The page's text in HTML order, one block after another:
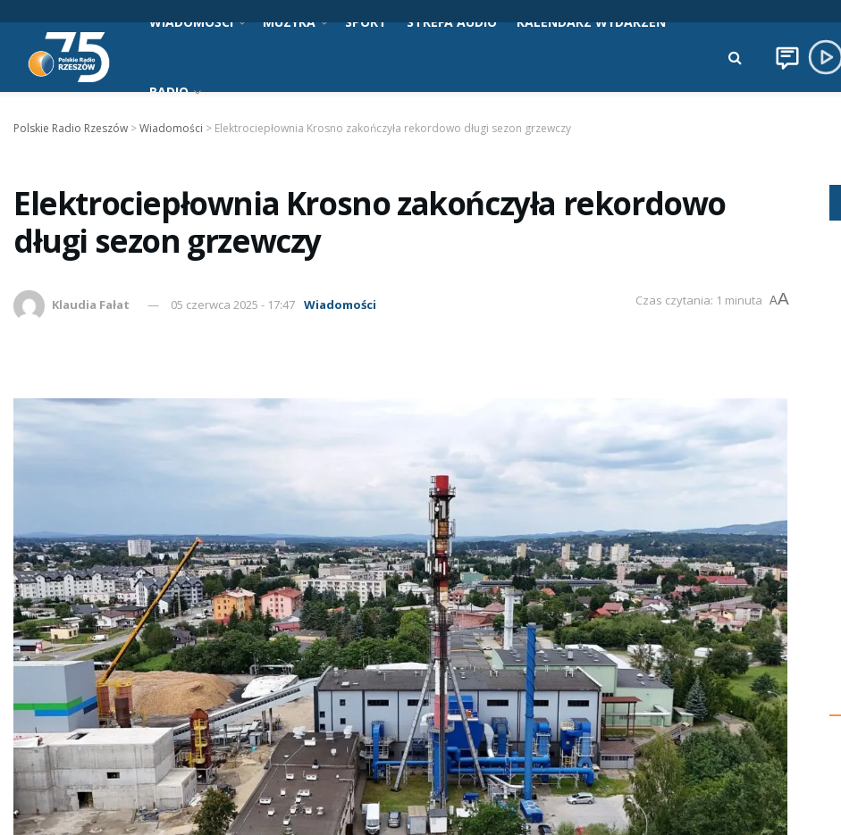
WIADOMOŚCI MUZYKA SPORT STREFA AUDIO KALENDARZ WYDARZEŃ
RADIO
Polskie Radio Rzeszów >Wiadomości > Elektrociepłownia Krosno zakończyła rekordowo długi sezon grzewczy
Elektrociepłownia Krosno zakończyła rekordowo
długi sezon grzewczy
Klaudia Fałat 05 czerwca 2025 - 17:47 Wiadomości Czas czytania: 1 minuta AA